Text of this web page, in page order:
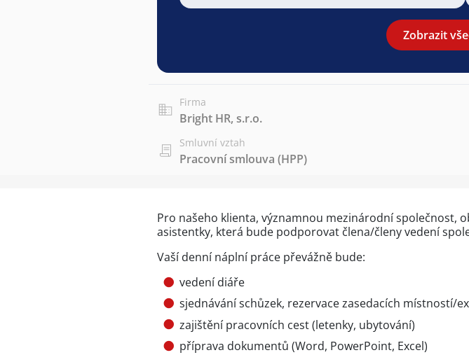
Zobrazit
Firma
Bright HR, s.r.o.
Smluvní vztah
Pracovní smlouva (HPP)
Pro našeho klienta, významnou mezinárodní společnost,
asistentky, která bude podporovat člena/členy vedení
Vaší denní náplní práce převážně bude:
vedení diáře
sjednávání schůzek, rezervace zasedacích místností/
zajištění pracovních cest (letenky, ubytování)
příprava dokumentů (Word, PowerPoint, Excel)